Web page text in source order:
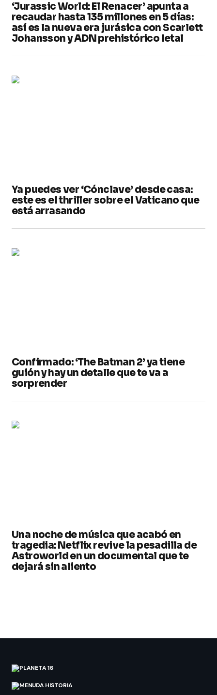
‘Jurassic World: El Renacer’ apunta a
recaudar hasta 135 millones en 5 días:
así es la nueva era jurásica con Scarlett
Johansson y ADN prehistórico letal
Ya puedes ver ‘Cónclave’ desde casa:
este es el thriller sobre el Vaticano que
está arrasando
Confirmado: ‘The Batman 2’ ya tiene
guión y hay un detalle que te va a
sorprender
Una noche de música que acabó en
tragedia: Netflix revive la pesadilla de
Astroworld en un documental que te
dejará sin aliento